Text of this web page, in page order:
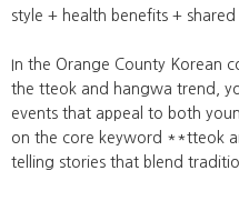
style + health benefits + shared
In the Orange County Korean
the tteok and hangwa trend,
events that appeal to both
on the core keyword **tteok
telling stories that blend